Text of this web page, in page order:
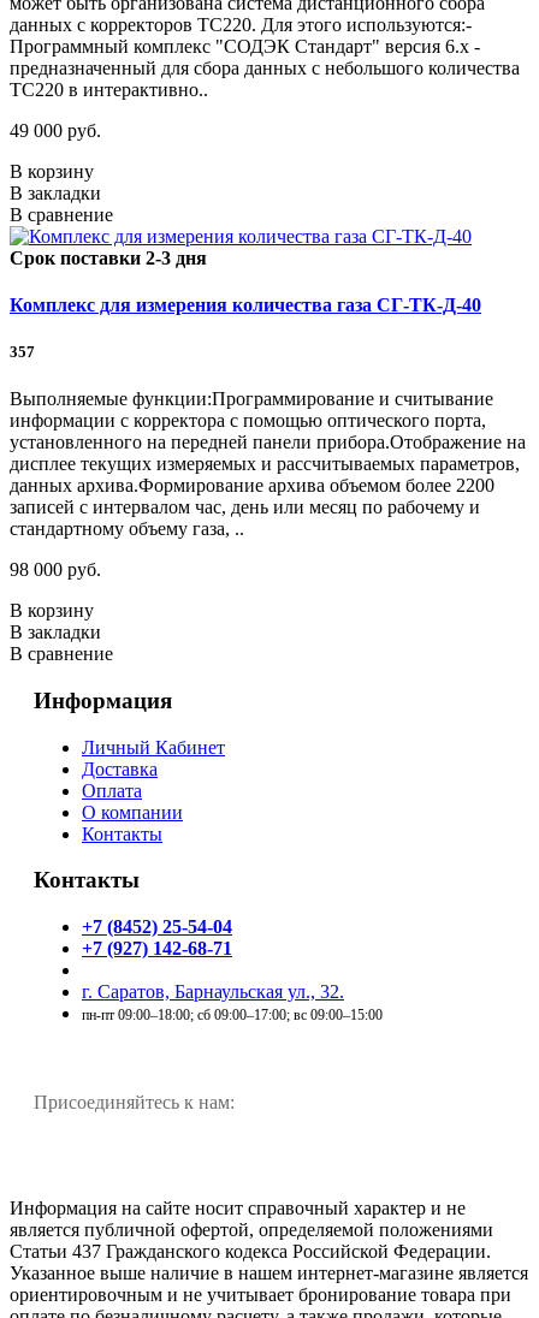
данных с корректоров ТС220. Для этого используются:-
Программный комплекс "СОДЭК Стандарт" версия 6.х -
предназначенный для сбора данных с небольшого количества
ТС220 в интерактивно..
49 000 руб.
В корзину
В закладки
В сравнение
Срок поставки 2-3 дня
Комплекс для измерения количества газа СГ-ТК-Д-40
357
Выполняемые функции:Программирование и считывание
информации с корректора с помощью оптического порта,
установленного на передней панели прибора.Отображение на
дисплее текущих измеряемых и рассчитываемых параметров,
данных архива.Формирование архива объемом более 2200
записей с интервалом час, день или месяц по рабочему и
стандартному объему газа, ..
98 000 руб.
В корзину
В закладки
В сравнение
Информация
Личный Кабинет
Доставка
Оплата
О компании
Контакты
Контакты
+7 (8452) 25-54-04
+7 (927) 142-68-71
г. Саратов, Барнаульская ул., 32.
пн-пт 09:00–18:00; сб 09:00–17:00; вс 09:00–15:00
Присоединяйтесь к нам:
Информация на сайте носит справочный характер и не
является публичной офертой, определяемой положениями
Статьи 437 Гражданского кодекса Российской Федерации.
Указанное выше наличие в нашем интернет-магазине является
ориентировочным и не учитывает бронирование товара при